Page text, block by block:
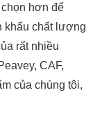
hơn để
khấu chất lượng
rất nhiều
CAF,
của chúng tôi,